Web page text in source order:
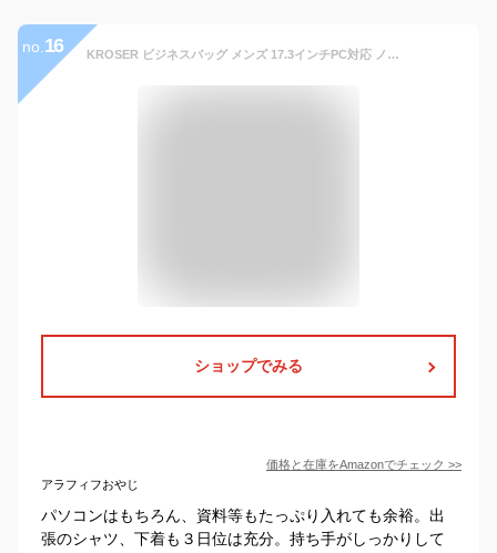
no. 16 KROSER ビジネスバッグ メンズ 17.3インチPC対応 ノートパソコンバッグ pcバッグ 大容量 コンピュータバッグ ラップトップバッグ/撥水/ビジネス/通勤/通学/出張/営業 -グレー
ショップでみる
価格と在庫をAmazonでチェック >>
アラフィフおやじ
パソコンはもちろん、資料等もたっぷり入れても余裕。出
張のシャツ、下着も３日位は充分。持ち手がしっかりして